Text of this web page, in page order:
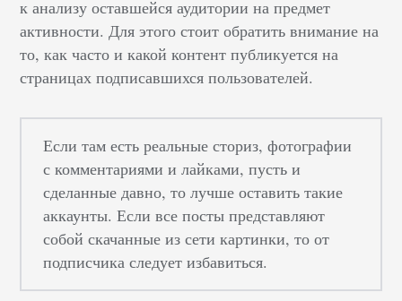
к анализу оставшейся аудитории на предмет
активности. Для этого стоит обратить внимание на
то, как часто и какой контент публикуется на
страницах подписавшихся пользователей.
Если там есть реальные сториз, фотографии
с комментариями и лайками, пусть и
сделанные давно, то лучше оставить такие
аккаунты. Если все посты представляют
собой скачанные из сети картинки, то от
подписчика следует избавиться.